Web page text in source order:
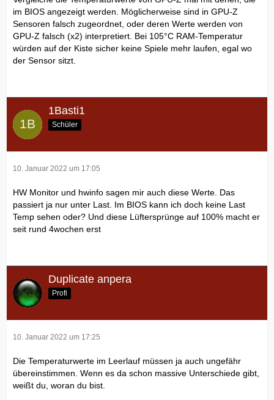
im BIOS angezeigt werden. Möglicherweise sind in GPU-Z
Sensoren falsch zugeordnet, oder deren Werte werden von
GPU-Z falsch (x2) interpretiert. Bei 105°C RAM-Temperatur
würden auf der Kiste sicher keine Spiele mehr laufen, egal wo
der Sensor sitzt.
1Basti1
Schüler
10. Januar 2022 um 17:05
HW Monitor und hwinfo sagen mir auch diese Werte. Das
passiert ja nur unter Last. Im BIOS kann ich doch keine Last
Temp sehen oder? Und diese Lüftersprünge auf 100% macht er
seit rund 4wochen erst
Duplicate anpera
Profi
10. Januar 2022 um 17:25
Die Temperaturwerte im Leerlauf müssen ja auch ungefähr
übereinstimmen. Wenn es da schon massive Unterschiede gibt,
weißt du, woran du bist.